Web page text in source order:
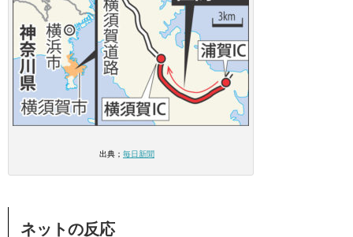
出典； 毎日新聞
ネットの反応